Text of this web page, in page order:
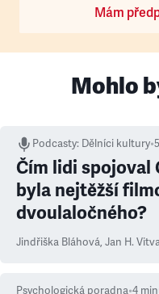
Mám
Mohlo
Podcasty: Dělníci kultury•
Čím lidi spojoval
byla nejtěžší
dvoulaločného?
Jindřiška Bláhová, Jan H.
Psychologická poradna•4